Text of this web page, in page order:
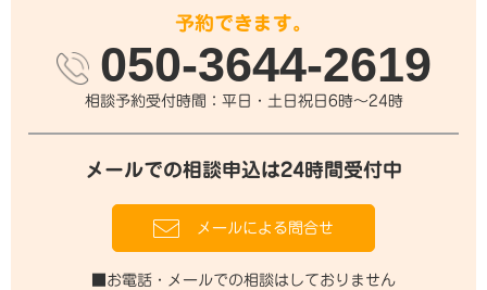
予約できます。
050-3644-2619
相談予約受付時間：平日・土日祝日6時～24時
メールでの相談申込は24時間受付中
メールによる問合せ
お電話・メールでの相談はしておりません